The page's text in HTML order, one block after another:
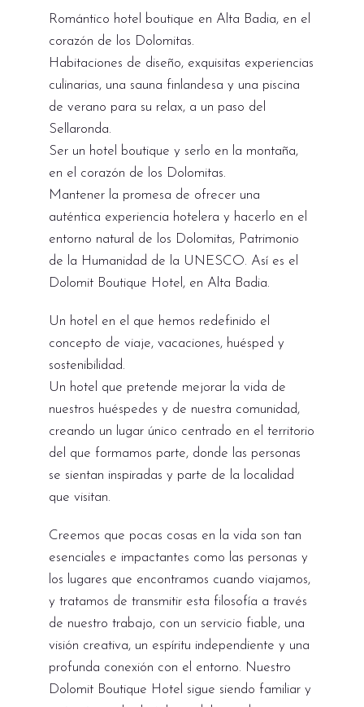
Romántico hotel boutique en Alta Badia, en el
corazón de los Dolomitas.
Habitaciones de diseño, exquisitas experiencias
culinarias, una sauna finlandesa y una piscina
de verano para su relax, a un paso del
Sellaronda.
Ser un hotel boutique y serlo en la montaña,
en el corazón de los Dolomitas.
Mantener la promesa de ofrecer una
auténtica experiencia hotelera y hacerlo en el
entorno natural de los Dolomitas, Patrimonio
de la Humanidad de la UNESCO. Así es el
Dolomit Boutique Hotel, en Alta Badia.
Un hotel en el que hemos redefinido el
concepto de viaje, vacaciones, huésped y
sostenibilidad.
Un hotel que pretende mejorar la vida de
nuestros huéspedes y de nuestra comunidad,
creando un lugar único centrado en el territorio
del que formamos parte, donde las personas
se sientan inspiradas y parte de la localidad
que visitan.
Creemos que pocas cosas en la vida son tan
esenciales e impactantes como las personas y
los lugares que encontramos cuando viajamos,
y tratamos de transmitir esta filosofía a través
de nuestro trabajo, con un servicio fiable, una
visión creativa, un espíritu independiente y una
profunda conexión con el entorno. Nuestro
Dolomit Boutique Hotel sigue siendo familiar y